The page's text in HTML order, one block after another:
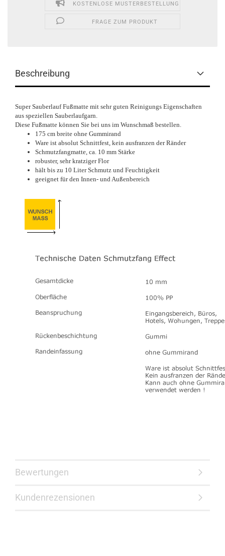
KOSTENLOSE MUSTERBESTELLUNG
FRAGE ZUM PRODUKT
Beschreibung
Super Sauberlauf Fußmatte mit sehr guten Reinigungs Eigenschaften
aus speziellen Sauberlaufgarn.
Diese Fußmatte können Sie bei uns im Wunschmaß bestellen.
175 cm breite ohne Gummirand
Ware ist absolut Schnittfest, kein ausfranzen der Ränder
Schmutzfangmatte, ca. 10 mm Stärke
robuster, sehr kratziger Flor
hält bis zu 10 Liter Schmutz und Feuchtigkeit
geeignet für den Innen- und Außenbereich
Bewertungen
Kundenrezensionen